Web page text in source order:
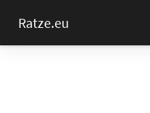
Ratze.eu